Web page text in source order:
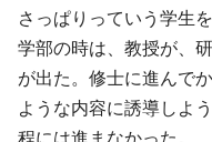
さっぱりっていう学生
学部の時は、教授が、
が出た。修士に進んで
ような内容に誘導しよ
程には進まなかった。